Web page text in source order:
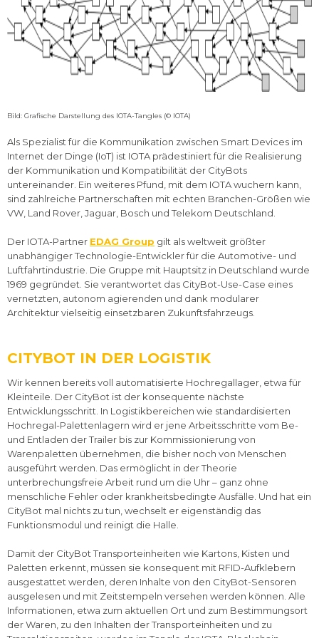
Bild: Grafische Darstellung des IOTA-Tangles (© IOTA)
Als Spezialist für die Kommunikation zwischen Smart Devices im
Internet der Dinge (IoT) ist IOTA prädestiniert für die Realisierung
der Kommunikation und Kompatibilität der CityBots
untereinander. Ein weiteres Pfund, mit dem IOTA wuchern kann,
sind zahlreiche Partnerschaften mit echten Branchen-Größen wie
VW, Land Rover, Jaguar, Bosch und Telekom Deutschland.
Der IOTA-Partner EDAG Group gilt als weltweit größter
unabhängiger Technologie-Entwickler für die Automotive- und
Luftfahrtindustrie. Die Gruppe mit Hauptsitz in Deutschland wurde
1969 gegründet. Sie verantwortet das CityBot-Use-Case eines
vernetzten, autonom agierenden und dank modularer
Architektur vielseitig einsetzbaren Zukunftsfahrzeugs.
CITYBOT IN DER LOGISTIK
Wir kennen bereits voll automatisierte Hochregallager, etwa für
Kleinteile. Der CityBot ist der konsequente nächste
Entwicklungsschritt. In Logistikbereichen wie standardisierten
Hochregal-Palettenlagern wird er jene Arbeitsschritte vom Be-
und Entladen der Trailer bis zur Kommissionierung von
Warenpaletten übernehmen, die bisher noch von Menschen
ausgeführt werden. Das ermöglicht in der Theorie
unterbrechungsfreie Arbeit rund um die Uhr – ganz ohne
menschliche Fehler oder krankheitsbedingte Ausfälle. Und hat ein
CityBot mal nichts zu tun, wechselt er eigenständig das
Funktionsmodul und reinigt die Halle.
Damit der CityBot Transporteinheiten wie Kartons, Kisten und
Paletten erkennt, müssen sie konsequent mit RFID-Aufklebern
ausgestattet werden, deren Inhalte von den CityBot-Sensoren
ausgelesen und mit Zeitstempeln versehen werden können. Alle
Informationen, etwa zum aktuellen Ort und zum Bestimmungsort
der Waren, zu den Inhalten der Transporteinheiten und zu